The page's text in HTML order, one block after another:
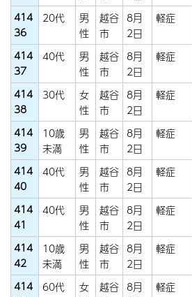
414
36
20代
男
性
越谷
市
8月
2日
軽症
414
37
40代
男
性
越谷
市
8月
2日
軽症
414
38
30代
女
性
越谷
市
8月
2日
軽症
414
39
10歳
未満
男
性
越谷
市
8月
2日
軽症
414
40
40代
男
性
越谷
市
8月
2日
軽症
414
41
40代
男
性
越谷
市
8月
2日
軽症
414
42
10歳
未満
男
性
越谷
市
8月
2日
軽症
414
60代
女
越谷 8月
軽症